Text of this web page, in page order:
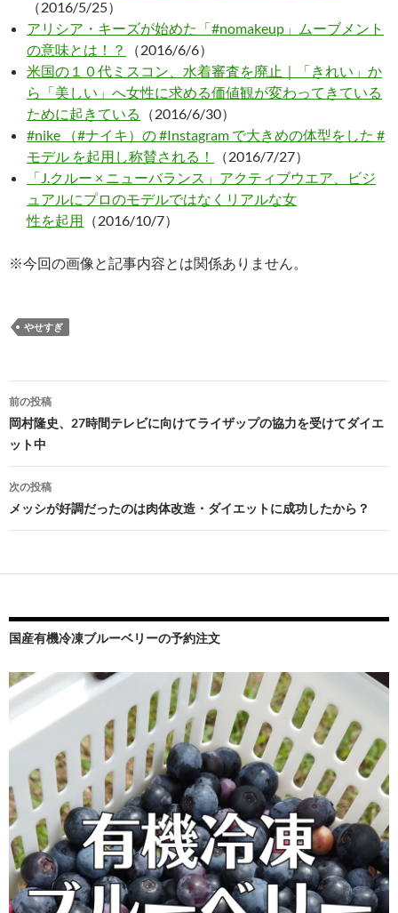
（2016/5/25）
アリシア・キーズが始めた「#nomakeup」ムーブメント
の意味とは！？
（2016/6/6）
米国の１０代ミスコン、水着審査を廃止｜「きれい」か
ら「美しい」へ女性に求める価値観が変わってきている
ために起きている
（2016/6/30）
#nike （#ナイキ）の #Instagram で大きめの体型をした #
モデル を起用し称賛される！
（2016/7/27）
「J.クルー × ニューバランス」アクティブウエア、ビジ
ュアルにプロのモデルではなくリアルな女
性を起用 （2016/10/7）
※今回の画像と記事内容とは関係ありません。
やせすぎ
投
稿
ナ
ビ
ゲ
シ
ョ
ン
前の投稿
岡村隆史、27時間テレビに向けてライザップの協力を受けてダイエ
ット中
次の投稿
メッシが好調だったのは肉体改造・ダイエットに成功したから？
国産有機冷凍ブルーベリーの予約注文